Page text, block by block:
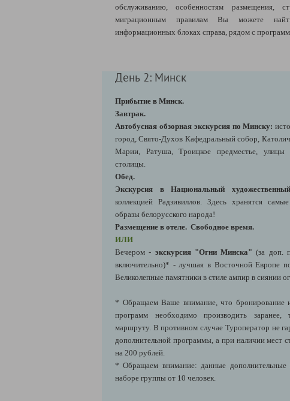
обслуживанию, особенностям размещения,
миграционным правилам Вы можете
информационных блоках справа, рядом с
День 2: Минск
Прибытие в Минск.
Завтрак.
Автобусная обзорная экскурсия по Минску:
город, Свято-Духов Кафедральный собор,
Марии, Ратуша, Троицкое предместье, улицы
столицы.
Обед.
Экскурсия в Национальный
коллекцией Радзивиллов. Здесь хранятся
образы белорусского народа!
Размещение в отеле. Свободное время.
ИЛИ
Вечером- экскурсия "Огни Минска" (за доп.
включительно)* - лучшая в Восточной Европе
Великолепные памятники в стиле ампир в сиянии
* Обращаем Ваше внимание, что бронирование
программ необходимо производить
маршруту. В противном случае Туроператор не
дополнительной программы, а при наличии мест
на 200 рублей.
* Обращаем внимание: данные дополнительные
наборе группы от 10 человек.